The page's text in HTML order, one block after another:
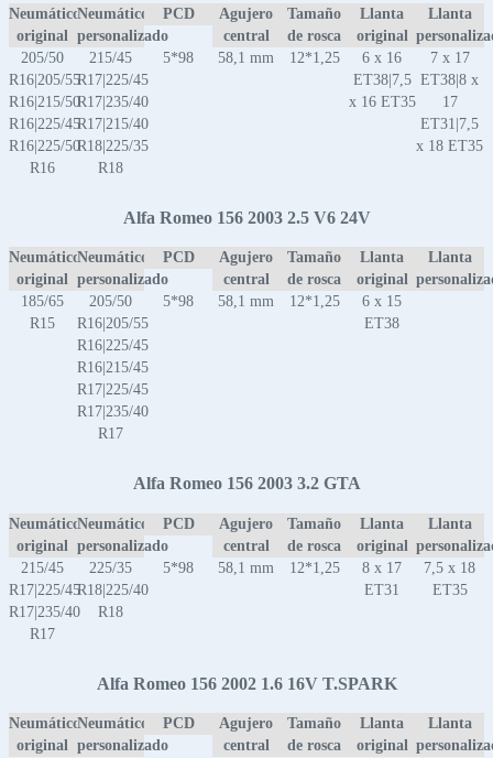
Neumático
original
Neumático
personalizado
PCD
Agujero
central
Tamaño
de rosca
Llanta
original
Llanta
205/50
R16|205/55
R16|215/50
R16|225/45
R16|225/50
R16
215/45
R17|225/45
R17|235/40
R17|215/40
R18|225/35
R18
5*98 58,1 mm 12*1,25
6 x 16
ET38|7,5
x 16 ET35
7 x 17
ET38|8 x
17
ET31|7,5
x 18 ET35
Alfa Romeo 156 2003 2.5 V6 24V
Neumático
original
Neumático
personalizado
PCD
Agujero
central
Tamaño
de rosca
Llanta
original
Llanta
185/65
R15
205/50
R16|205/55
R16|225/45
R16|215/45
R17|225/45
R17|235/40
R17
5*98 58,1 mm 12*1,25
6 x 15
ET38
Alfa Romeo 156 2003 3.2 GTA
Neumático
original
Neumático
personalizado
PCD
Agujero
central
Tamaño
de rosca
Llanta
original
Llanta
215/45
R17|225/45
R17|235/40
R17
225/35
R18|225/40
R18
5*98 58,1 mm 12*1,25
8 x 17
ET31
7,5 x 18
ET35
Alfa Romeo 156 2002 1.6 16V T.SPARK
Neumático
original
Neumático
personalizado
PCD
Agujero
central
Tamaño
de rosca
Llanta
original
Llanta